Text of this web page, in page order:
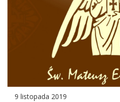
9 listopada 2019